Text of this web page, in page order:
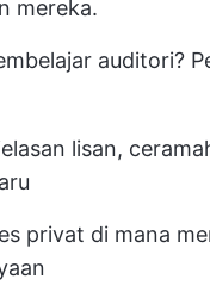
mereka.
auditori?
lisan,
privat di mana